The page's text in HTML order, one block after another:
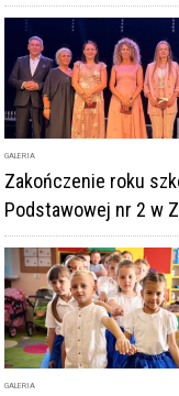
GALERIA
Zakończenie roku
Podstawowej nr 2 w
GALERIA